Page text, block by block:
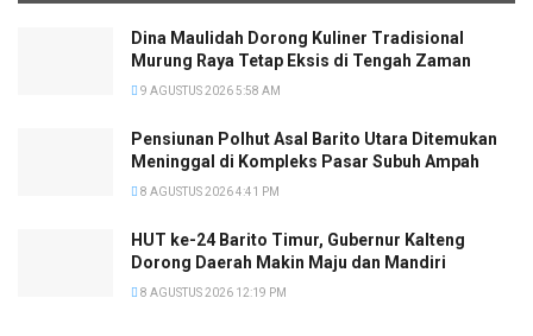
Dina Maulidah Dorong Kuliner Tradisional
Murung Raya Tetap Eksis di Tengah Zaman
9 AGUSTUS 2026 5:58 AM
Pensiunan Polhut Asal Barito Utara Ditemukan
Meninggal di Kompleks Pasar Subuh Ampah
8 AGUSTUS 2026 4:41 PM
HUT ke-24 Barito Timur, Gubernur Kalteng
Dorong Daerah Makin Maju dan Mandiri
8 AGUSTUS 2026 12:19 PM